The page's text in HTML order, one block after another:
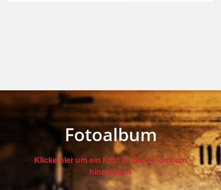
Fotoalbum
Klicke hier um ein Foto in das Fotoalbum
hinzufügen